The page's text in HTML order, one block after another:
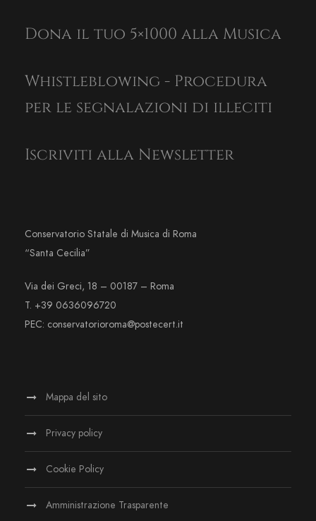
Dona il tuo 5×1000 alla Musica
Whistleblowing - Procedura
per le segnalazioni di illeciti
Iscriviti alla Newsletter
Conservatorio Statale di Musica di Roma
“Santa Cecilia”
Via dei Greci, 18 – 00187 – Roma
T. +39 0636096720
PEC: conservatorioroma@postecert.it
Mappa del sito
Privacy policy
Cookie Policy
Amministrazione Trasparente